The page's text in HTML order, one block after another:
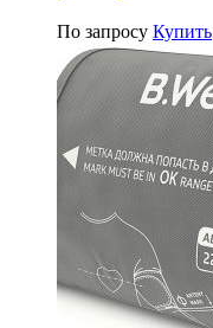
По запросу Купить